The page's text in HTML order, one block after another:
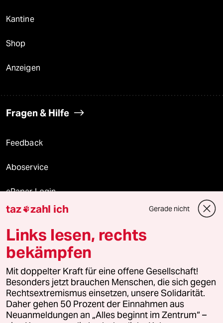
Kantine
Shop
Anzeigen
Fragen & Hilfe
Feedback
Aboservice
ePaper Login
Downloads für Abonnierende
© 2026 taz Verlags und Vertriebs GmbH
Alle Rechte vorbehalten. Bei rechtlichen Fragen oder für Genehmigungen
wenden Sie sich bitte an
lizenzen@taz.de
Feedback Redaktionsstatut Kommune-Richtlinien
taz zahl ich Gerade nicht
Links lesen, rechts
bekämpfen
Mit doppelter Kraft für eine offene Gesellschaft!
Besonders jetzt brauchen Menschen, die sich gegen
Rechtsextremismus einsetzen, unsere Solidarität.
Daher gehen 50 Prozent der Einnahmen aus
Neuanmeldungen an „Alles beginnt im Zentrum“ –